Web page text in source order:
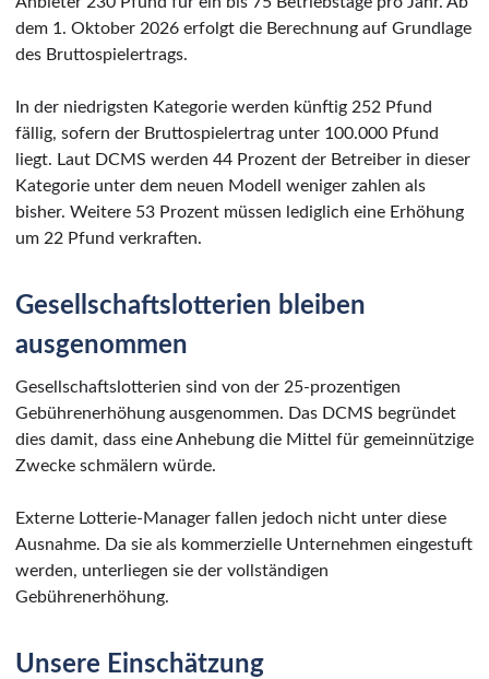
dem 1. Oktober 2026 erfolgt die Berechnung auf Grundlage
des Bruttospielertrags.
In der niedrigsten Kategorie werden künftig 252 Pfund
fällig, sofern der Bruttospielertrag unter 100.000 Pfund
liegt. Laut DCMS werden 44 Prozent der Betreiber in dieser
Kategorie unter dem neuen Modell weniger zahlen als
bisher. Weitere 53 Prozent müssen lediglich eine Erhöhung
um 22 Pfund verkraften.
Gesellschaftslotterien bleiben
ausgenommen
Gesellschaftslotterien sind von der 25-prozentigen
Gebührenerhöhung ausgenommen. Das DCMS begründet
dies damit, dass eine Anhebung die Mittel für gemeinnützige
Zwecke schmälern würde.
Externe Lotterie-Manager fallen jedoch nicht unter diese
Ausnahme. Da sie als kommerzielle Unternehmen eingestuft
werden, unterliegen sie der vollständigen
Gebührenerhöhung.
Unsere Einschätzung